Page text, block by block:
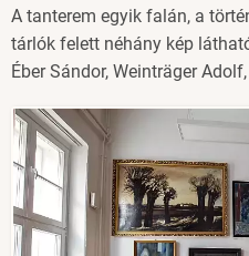
A tanterem egyik falán, a
tárlók felett néhány kép
Éber Sándor, Weinträger
Image